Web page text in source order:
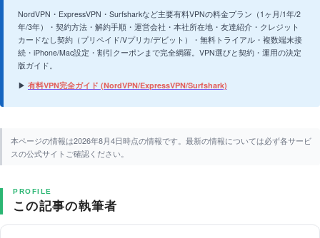
NordVPN・ExpressVPN・Surfsharkなど主要有料VPNの料金プラン（1ヶ月/1年/2
年/3年）・契約方法・解約手順・運営会社・本社所在地・友達紹介・クレジット
カードなし契約（プリペイド/Vプリカ/デビット）・無料トライアル・複数端末接
続・iPhone/Mac設定・割引クーポンまで完全網羅。VPN選びと契約・運用の決定
版ガイド。
▶ 有料VPN完全ガイド (NordVPN/ExpressVPN/Surfshark)
本ページの情報は2026年8月4日時点の情報です。最新の情報については必ず各サービ
スの公式サイトご確認ください。
PROFILE
この記事の執筆者